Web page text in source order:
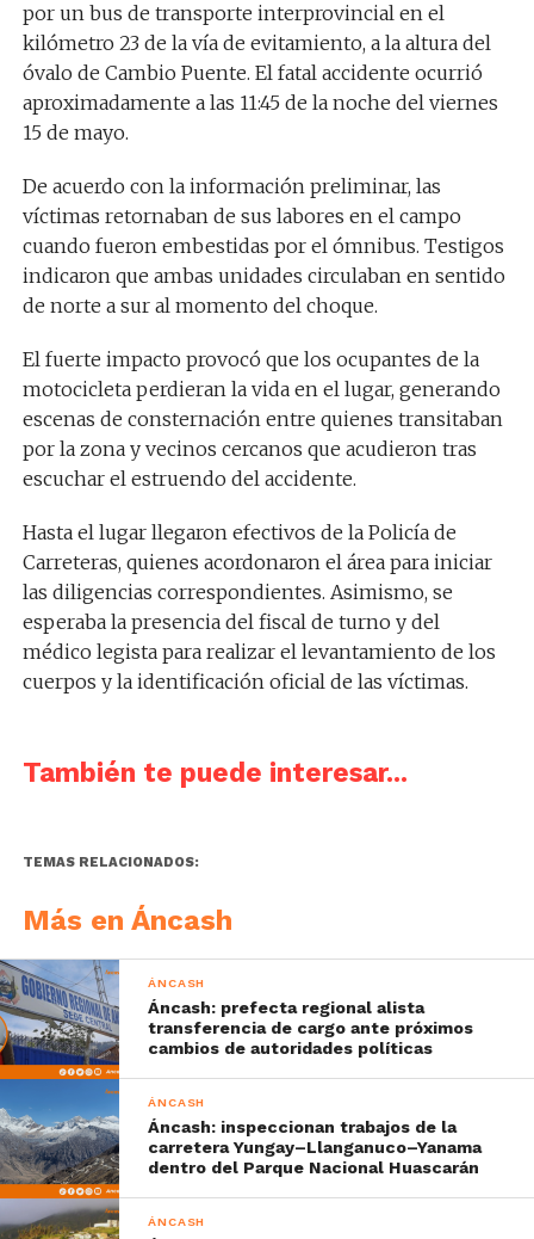
por un bus de transporte interprovincial en el
kilómetro 23 de la vía de evitamiento, a la altura del
óvalo de Cambio Puente. El fatal accidente ocurrió
aproximadamente a las 11:45 de la noche del viernes
15 de mayo.
De acuerdo con la información preliminar, las
víctimas retornaban de sus labores en el campo
cuando fueron embestidas por el ómnibus. Testigos
indicaron que ambas unidades circulaban en sentido
de norte a sur al momento del choque.
El fuerte impacto provocó que los ocupantes de la
motocicleta perdieran la vida en el lugar, generando
escenas de consternación entre quienes transitaban
por la zona y vecinos cercanos que acudieron tras
escuchar el estruendo del accidente.
Hasta el lugar llegaron efectivos de la Policía de
Carreteras, quienes acordonaron el área para iniciar
las diligencias correspondientes. Asimismo, se
esperaba la presencia del fiscal de turno y del
médico legista para realizar el levantamiento de los
cuerpos y la identificación oficial de las víctimas.
También te puede interesar...
TEMAS RELACIONADOS:
Más en Áncash
ÁNCASH
Áncash: prefecta regional alista
transferencia de cargo ante próximos
cambios de autoridades políticas
ÁNCASH
Áncash: inspeccionan trabajos de la
carretera Yungay–Llanganuco–Yanama
dentro del Parque Nacional Huascarán
ÁNCASH